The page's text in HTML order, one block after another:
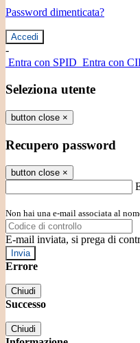
Password dimenticata?
-
Entra con SPID Entra con
Seleziona utente
button close ×
Recupero password
button close ×
Non hai una e-mail associata al
E-mail inviata, si prega di
Errore
Chiudi
Successo
Chiudi